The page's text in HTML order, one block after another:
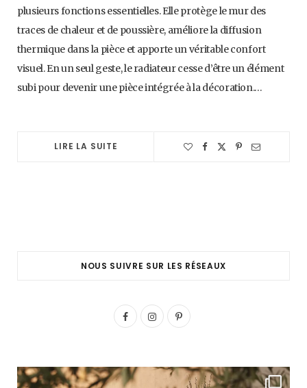
plusieurs fonctions essentielles. Elle protège le mur des
traces de chaleur et de poussière, améliore la diffusion
thermique dans la pièce et apporte un véritable confort
visuel. En un seul geste, le radiateur cesse d’être un élément
subi pour devenir une pièce intégrée à la décoration.…
LIRE LA SUITE
NOUS SUIVRE SUR LES RÉSEAUX
F
I
P